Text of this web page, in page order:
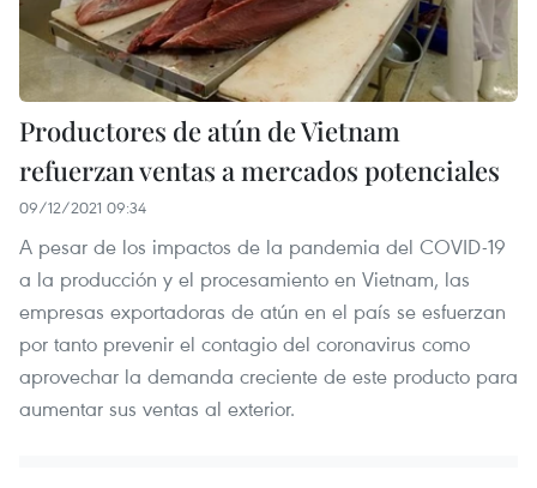
Productores de atún de Vietnam
refuerzan ventas a mercados potenciales
09/12/2021 09:34
A pesar de los impactos de la pandemia del COVID-19
a la producción y el procesamiento en Vietnam, las
empresas exportadoras de atún en el país se esfuerzan
por tanto prevenir el contagio del coronavirus como
aprovechar la demanda creciente de este producto para
aumentar sus ventas al exterior.